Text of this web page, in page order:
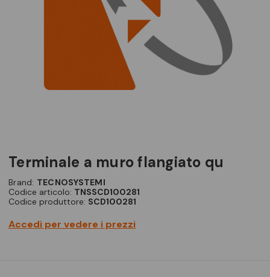
terminale a muro flangiato qu
Brand: TECNOSYSTEMI
Codice articolo: TNSSCD100281
Codice produttore: SCD100281
Accedi per vedere i prezzi